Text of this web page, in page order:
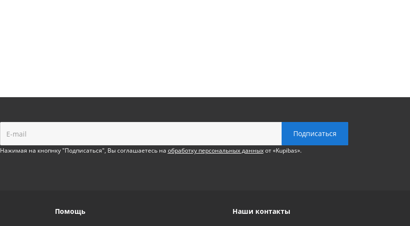
Нажимая на кнопнку "Подписаться", Вы соглашаетесь на обработку персональных данныхот «Kupibas».
Помощь Наши контакты